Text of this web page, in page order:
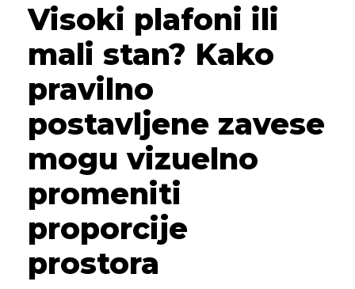
Visoki plafoni ili
mali stan? Kako
pravilno
postavljene zavese
mogu vizuelno
promeniti
proporcije
prostora